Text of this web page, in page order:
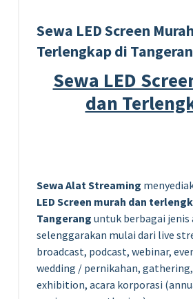
Sewa LED Screen
Terlengkap di
Sewa LED
dan
Sewa Alat Streaming
LED Screen murah dan
Tangerang untuk berbagai jenis
selenggarakan mulai dari live
broadcast, podcast, webinar,
wedding / pernikahan,
exhibition, acara korporasi